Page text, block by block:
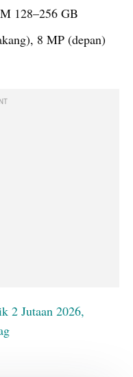
128–256 GB
8 MP (depan)
2 Jutaan 2026,